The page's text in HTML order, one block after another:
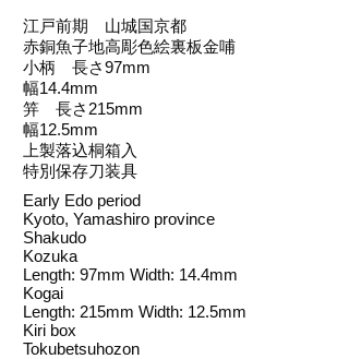
江戸前期 山城国京都
赤銅魚子地高彫色絵裏板金哺
小柄 長さ97mm
幅14.4mm
笄 長さ215mm
幅12.5mm
上製落込桐箱入
特別保存刀装具
Early Edo period
Kyoto, Yamashiro province
Shakudo
Kozuka
Length: 97mm Width: 14.4mm
Kogai
Length: 215mm Width: 12.5mm
Kiri box
Tokubetsuhozon